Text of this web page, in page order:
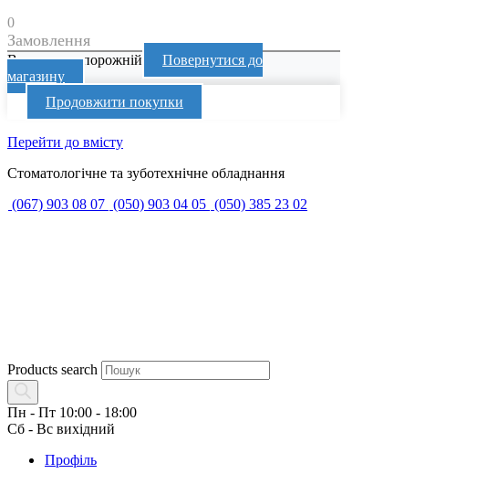
0
Замовлення
Ваш кошик порожній
Повернутися до
магазину
Продовжити покупки
Перейти до вмісту
Стоматологічне та зуботехнічне обладнання
(067) 903 08 07 (050) 903 04 05 (050) 385 23 02
Products search
Пн - Пт 10:00 - 18:00
Сб - Вс вихідний
Профіль